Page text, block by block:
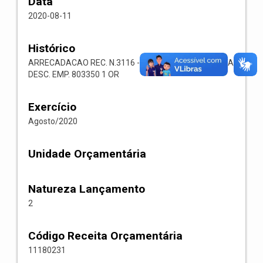
2020-08-11
Histórico
ARRECADACAO REC. N.3116 -- 1118.02.3.1.00-RECEITA
DESC. EMP. 803350 1 OR
Exercício
Agosto/2020
Unidade Orçamentária
Natureza Lançamento
2
Código Receita Orçamentária
11180231